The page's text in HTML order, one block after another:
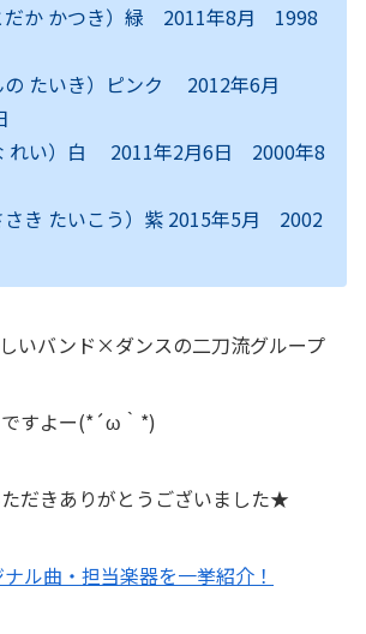
だか かつき）緑 2011年8月 1998
たいき）ピンク
2012年6月
れい）白
2011年2月6日 2000年8
き たいこう）紫 2015年5月 2002
いバンド×ダンスの二刀流グループ
すよー(*´ω｀*)
だきありがとうございました★
ル曲・担当楽器を一挙紹介！